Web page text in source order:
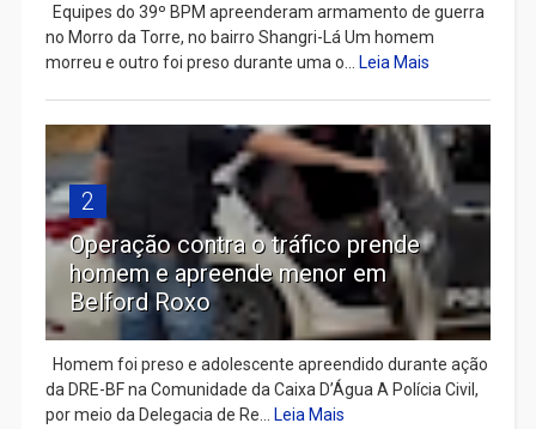
Equipes do 39º BPM apreenderam armamento de guerra
no Morro da Torre, no bairro Shangri-Lá Um homem
morreu e outro foi preso durante uma o... Leia Mais
2
Operação contra o tráfico prende
homem e apreende menor em
Belford Roxo
Homem foi preso e adolescente apreendido durante ação
da DRE-BF na Comunidade da Caixa D’Água A Polícia Civil,
por meio da Delegacia de Re... Leia Mais